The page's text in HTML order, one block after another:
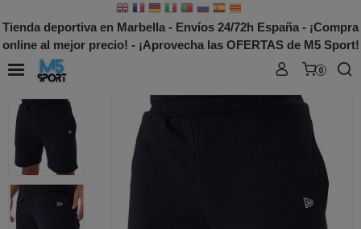
Tienda deportiva en Marbella - Envíos 24/72h España - ¡Compra
online al mejor precio! - ¡Aprovecha las OFERTAS de M5 Sport!
0